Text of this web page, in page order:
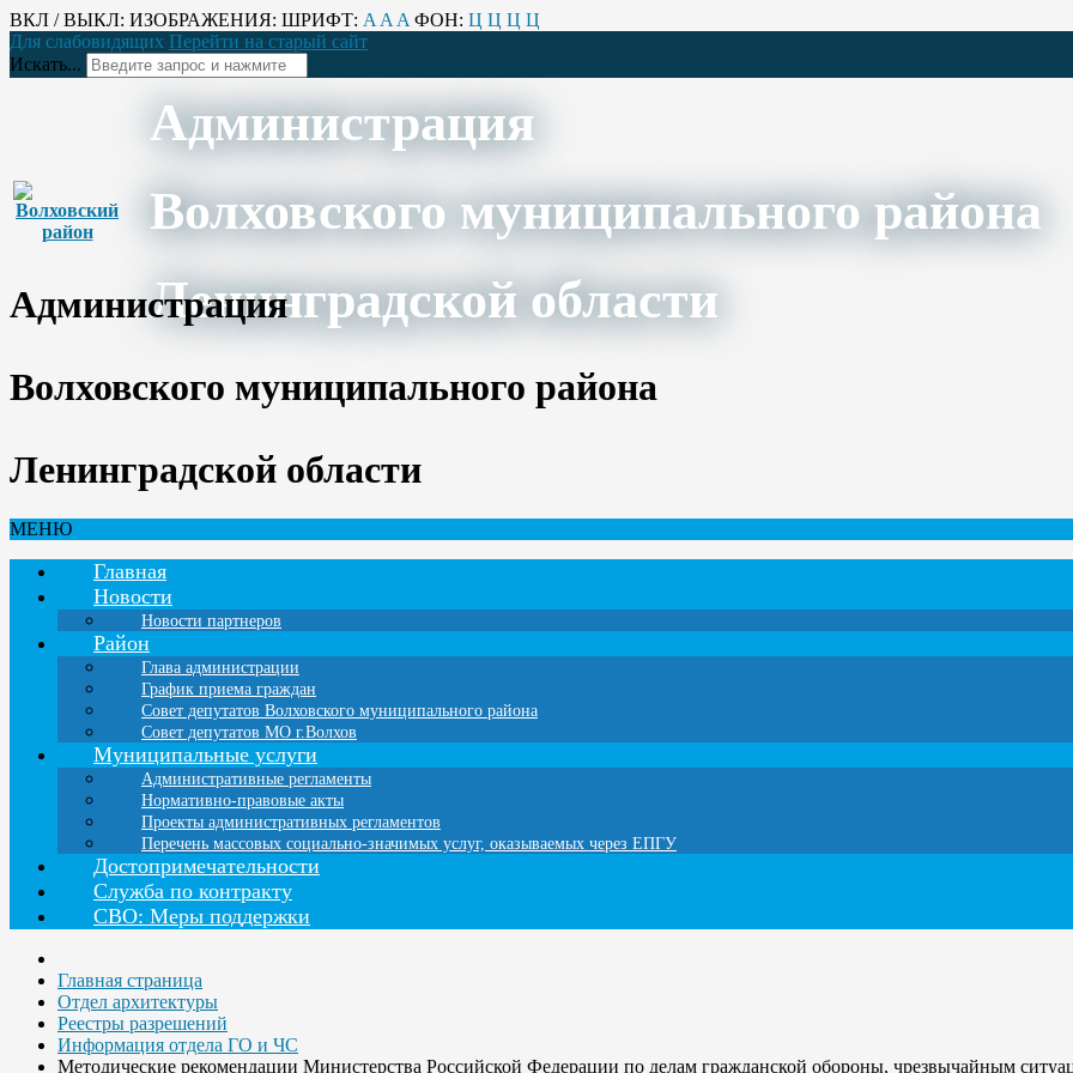
ВКЛ / ВЫКЛ: ИЗОБРАЖЕНИЯ: ШРИФТ: A A A ФОН: Ц Ц Ц Ц
Для слабовидящих Перейти на старый сайт
Искать...
Администрация
Волховского муниципального района
Ленинградской области
Администрация
Волховского муниципального района
Ленинградской области
МЕНЮ
Главная
Новости
Новости партнеров
Район
Глава администрации
График приема граждан
Совет депутатов Волховского муниципального района
Совет депутатов МО г.Волхов
Муниципальные услуги
Административные регламенты
Нормативно-правовые акты
Проекты административных регламентов
Перечень массовых социально-значимых услуг, оказываемых через ЕПГУ
Достопримечательности
Служба по контракту
СВО: Меры поддержки
Главная страница
Отдел архитектуры
Реестры разрешений
Информация отдела ГО и ЧС
Методические рекомендации Министерства Российской Федерации по делам гражданской обороны, чрезвычайным